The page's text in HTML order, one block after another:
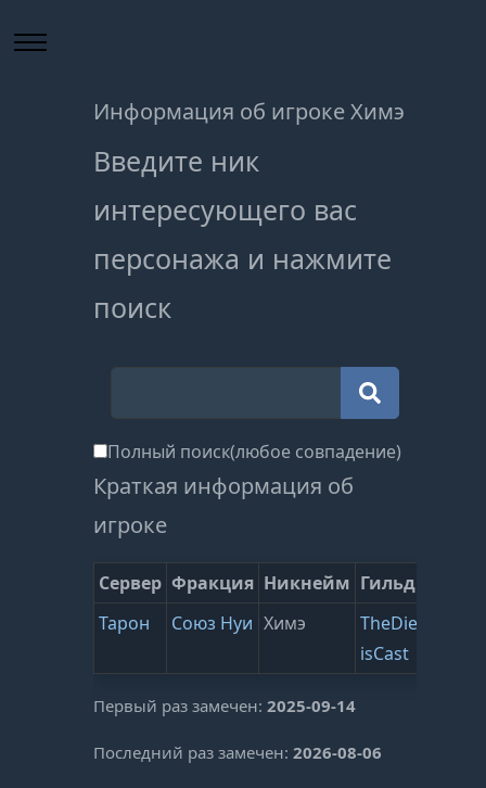
Информация об игроке Химэ
Введите ник
интересующего вас
персонажа и нажмите
поиск
Полный поиск(любое совпадение)
Краткая информация об
игроке
Сервер Фракция Никнейм Гильдия
Тарон
Союз Нуи Химэ
TheDie
isCast
Первый раз замечен:2025-09-14
Последний раз замечен:2026-08-06